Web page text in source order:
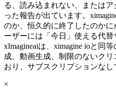
る、読み込まれない、または
った報告が出ています。
のか、恒久的に終了したのかに
ーザーには「今日」使える代替
xImagineaiは、ximagine ioと同
成、動画生成、制限のないク
おり、サブスクリプションなし
×